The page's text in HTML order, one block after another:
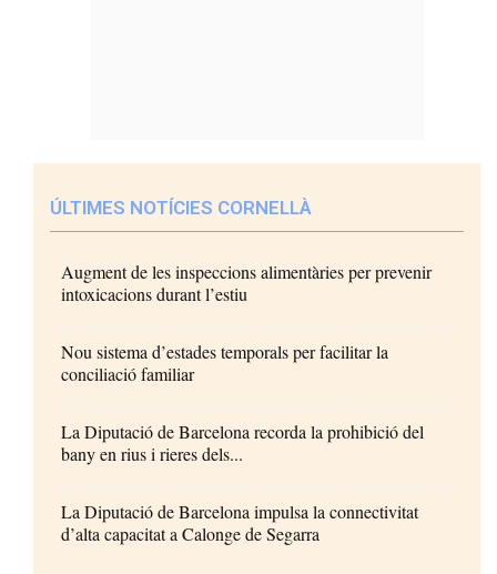
ÚLTIMES NOTÍCIES CORNELLÀ
Augment de les inspeccions alimentàries per prevenir
intoxicacions durant l’estiu
Nou sistema d’estades temporals per facilitar la
conciliació familiar
La Diputació de Barcelona recorda la prohibició del
bany en rius i rieres dels...
La Diputació de Barcelona impulsa la connectivitat
d’alta capacitat a Calonge de Segarra